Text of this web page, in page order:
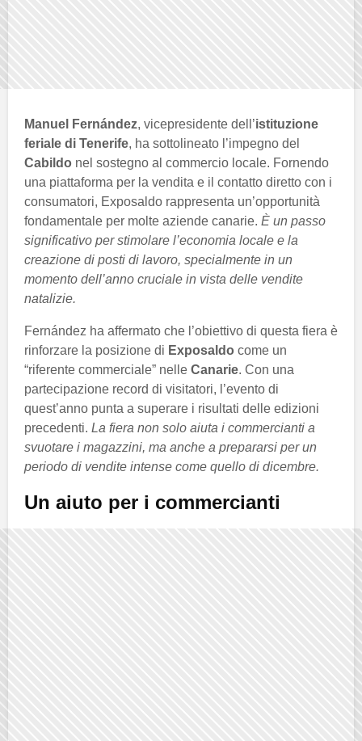
Manuel Fernández, vicepresidente dell’istituzione
feriale di Tenerife, ha sottolineato l’impegno del
Cabildo nel sostegno al commercio locale. Fornendo
una piattaforma per la vendita e il contatto diretto con i
consumatori, Exposaldo rappresenta un’opportunità
fondamentale per molte aziende canarie. È un passo
significativo per stimolare l’economia locale e la
creazione di posti di lavoro, specialmente in un
momento dell’anno cruciale in vista delle vendite
natalizie.
Fernández ha affermato che l’obiettivo di questa fiera è
rinforzare la posizione di Exposaldo come un
“riferente commerciale” nelle Canarie. Con una
partecipazione record di visitatori, l’evento di
quest’anno punta a superare i risultati delle edizioni
precedenti. La fiera non solo aiuta i commercianti a
svuotare i magazzini, ma anche a prepararsi per un
periodo di vendite intense come quello di dicembre.
Un aiuto per i commercianti